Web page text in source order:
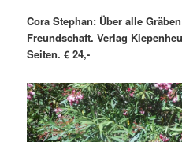
Cora Stephan: Über alle
Freundschaft. Verlag
Seiten. € 24,-